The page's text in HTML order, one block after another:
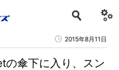
2015年8月11日
の傘下に入り、スン